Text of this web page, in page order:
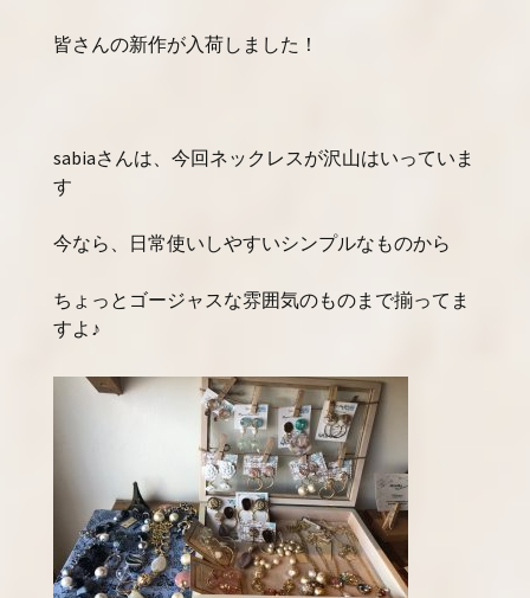
皆さんの新作が入荷しました！
sabiaさんは、今回ネックレスが沢山はいっていま
す
今なら、日常使いしやすいシンプルなものから
ちょっとゴージャスな雰囲気のものまで揃ってま
すよ♪